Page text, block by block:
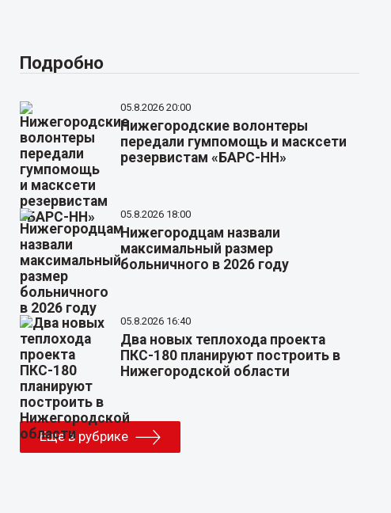
Подробно
05.8.2026 20:00
Нижегородские волонтеры
передали гумпомощь и масксети
резервистам «БАРС-НН»
05.8.2026 18:00
Нижегородцам назвали
максимальный размер
больничного в 2026 году
05.8.2026 16:40
Два новых теплохода проекта
ПКС-180 планируют построить в
Нижегородской области
Еще в рубрике